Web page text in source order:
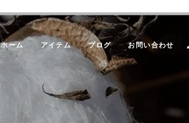
ホーム アイテム ブログ お問い合わせ